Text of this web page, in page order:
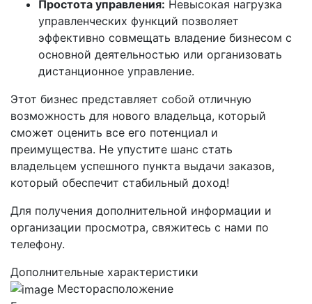
Простота управления: Невысокая нагрузка
управленческих функций позволяет
эффективно совмещать владение бизнесом с
основной деятельностью или организовать
дистанционное управление.
Этот бизнес представляет собой отличную
возможность для нового владельца, который
сможет оценить все его потенциал и
преимущества. Не упустите шанс стать
владельцем успешного пункта выдачи заказов,
который обеспечит стабильный доход!
Для получения дополнительной информации и
организации просмотра, свяжитесь с нами по
телефону.
Дополнительные характеристики
Месторасположение